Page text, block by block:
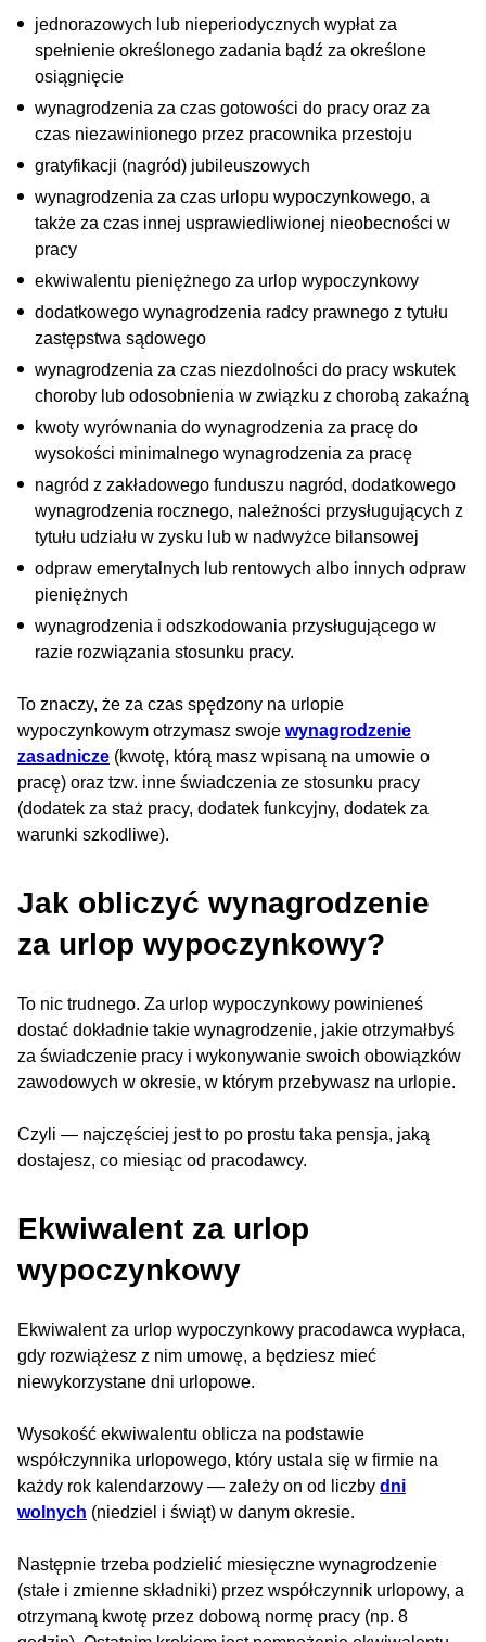
jednorazowych lub nieperiodycznych wypłat za
spełnienie określonego zadania bądź za określone
osiągnięcie
wynagrodzenia za czas gotowości do pracy oraz za
czas niezawinionego przez pracownika przestoju
gratyfikacji (nagród) jubileuszowych
wynagrodzenia za czas urlopu wypoczynkowego, a
także za czas innej usprawiedliwionej nieobecności w
pracy
ekwiwalentu pieniężnego za urlop wypoczynkowy
dodatkowego wynagrodzenia radcy prawnego z tytułu
zastępstwa sądowego
wynagrodzenia za czas niezdolności do pracy wskutek
choroby lub odosobnienia w związku z chorobą zakaźną
kwoty wyrównania do wynagrodzenia za pracę do
wysokości minimalnego wynagrodzenia za pracę
nagród z zakładowego funduszu nagród, dodatkowego
wynagrodzenia rocznego, należności przysługujących z
tytułu udziału w zysku lub w nadwyżce bilansowej
odpraw emerytalnych lub rentowych albo innych odpraw
pieniężnych
wynagrodzenia i odszkodowania przysługującego w
razie rozwiązania stosunku pracy.
To znaczy, że za czas spędzony na urlopie
wypoczynkowym otrzymasz swoje wynagrodzenie
zasadnicze (kwotę, którą masz wpisaną na umowie o
pracę) oraz tzw. inne świadczenia ze stosunku pracy
(dodatek za staż pracy, dodatek funkcyjny, dodatek za
warunki szkodliwe).
Jak obliczyć wynagrodzenie
za urlop wypoczynkowy?
To nic trudnego. Za urlop wypoczynkowy powinieneś
dostać dokładnie takie wynagrodzenie, jakie otrzymałbyś
za świadczenie pracy i wykonywanie swoich obowiązków
zawodowych w okresie, w którym przebywasz na urlopie.
Czyli — najczęściej jest to po prostu taka pensja, jaką
dostajesz, co miesiąc od pracodawcy.
Ekwiwalent za urlop
wypoczynkowy
Ekwiwalent za urlop wypoczynkowy pracodawca wypłaca,
gdy rozwiążesz z nim umowę, a będziesz mieć
niewykorzystane dni urlopowe.
Wysokość ekwiwalentu oblicza na podstawie
współczynnika urlopowego, który ustala się w firmie na
każdy rok kalendarzowy — zależy on od liczby dni
wolnych (niedziel i świąt) w danym okresie.
Następnie trzeba podzielić miesięczne wynagrodzenie
(stałe i zmienne składniki) przez współczynnik urlopowy, a
otrzymaną kwotę przez dobową normę pracy (np. 8